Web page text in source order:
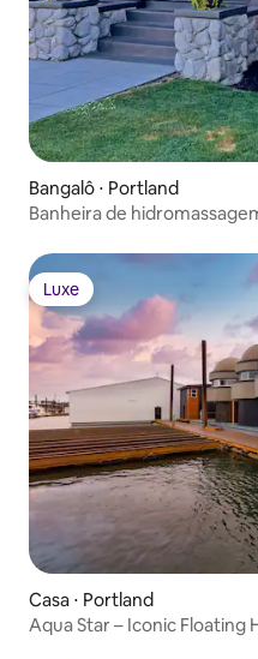
Bangalô ⋅ Portland
Banheira de
Luxe
Luxe
Casa ⋅ Portland
Aqua Star – Iconic Floating